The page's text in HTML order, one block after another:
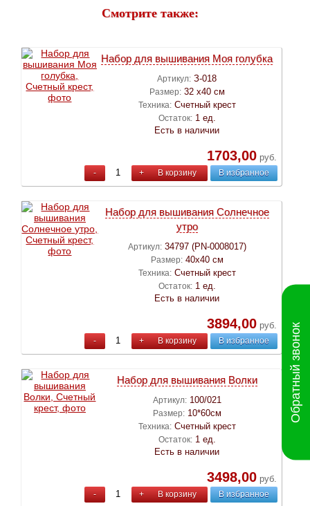
Смотрите также:
Набор для вышивания Моя голубка
Артикул: З-018
Размер: 32 х40 см
Техника: Счетный крест
Остаток: 1 ед.
Есть в наличии
1703,00руб.
- + В корзину В избранное
Набор для вышивания Cолнечное
утро
Артикул: 34797 (PN-0008017)
Размер: 40х40 см
Техника: Счетный крест
Остаток: 1 ед.
Есть в наличии
3894,00руб.
- + В корзину В избранное
Набор для вышивания Волки
Артикул: 100/021
Размер: 10*60см
Техника: Счетный крест
Остаток: 1 ед.
Есть в наличии
3498,00руб.
- + В корзину В избранное
Обратный звонок